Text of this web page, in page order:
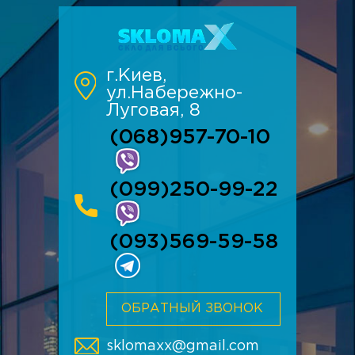
г.Киев,
ул.Набережно-
Луговая, 8
(068)957-70-10
(099)250-99-22
(093)569-59-58
ОБРАТНЫЙ ЗВОНОК
sklomaxx@gmail.com